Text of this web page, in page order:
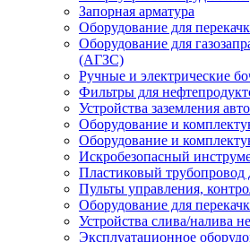
Запорная арматура
Оборудование для
Оборудование для
(АГЗС)
Ручные и электрические
Фильтры для
Устройства заземления
Оборудование и
Оборудование и
Искробезопасный
Пластиковый
Пульты управления,
Оборудование для
Устройства слива/налива
Эксплуатационное